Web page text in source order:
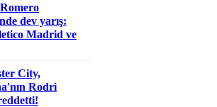
dev yarış:
Madrid ve
City,
Rodri